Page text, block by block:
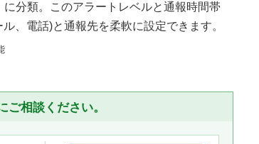
分類。このアラートレベルと通報時間帯
、電話)と通報先を柔軟に設定できます。
相談ください。